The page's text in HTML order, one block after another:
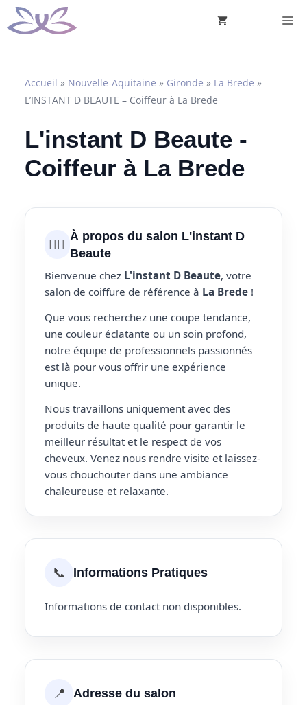
Aller
au
Accueil » Nouvelle-Aquitaine » Gironde » La Brede »
L’INSTANT D BEAUTE – Coiffeur à La Brede
L'instant D Beaute -
Coiffeur à La Brede
💇‍♀️ À propos du salon L'instant D
Beaute
Bienvenue chez L'instant D Beaute, votre
salon de coiffure de référence à La Brede !
Que vous recherchez une coupe tendance,
une couleur éclatante ou un soin profond,
notre équipe de professionnels passionnés
est là pour vous offrir une expérience
unique.
Nous travaillons uniquement avec des
produits de haute qualité pour garantir le
meilleur résultat et le respect de vos
cheveux. Venez nous rendre visite et laissez-
vous chouchouter dans une ambiance
chaleureuse et relaxante.
📞 Informations Pratiques
Informations de contact non disponibles.
📍 Adresse du salon